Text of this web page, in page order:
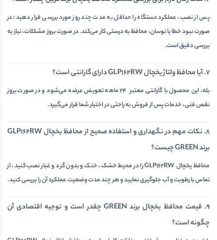
پس از نصب، عملکرد دستگاه را حداقل به مدت چند روز مورد بررسی قرار دهید؛ در
صورت نبود خطا یا نوسان، محافظ به درستی کار می‌کند. در صورت بروز مشکلات، نیاز به
بررسی دقیق است.
7. آیا محافظ ولتاژ یخچال GLP162RW دارای گارانتی است؟
بله، این محصول با گارانتی معتبر 24 ماهه تعویض عرضه می‌شود و در صورت بروز
نقص فنی، خدمات پس از فروش به راحتی در اختیار شما قرار می‌گیرد.
8. نکات مهم در نگهداری و استفاده صحیح از محافظ یخچال GLP162RW
برند GREEN چیست؟
محافظ یخچال GLP162RW را در محیط خشک، خنک و بدون گرد و غبار نصب کنید، از
تماس با رطوبت و آب جلوگیری نمایید و هر چند مدت وضعیت عملکرد آن را بررسی کنید.
9. قیمت محافظ یخچال برند GREEN چقدر است و توجیه اقتصادی آن
چگونه است؟